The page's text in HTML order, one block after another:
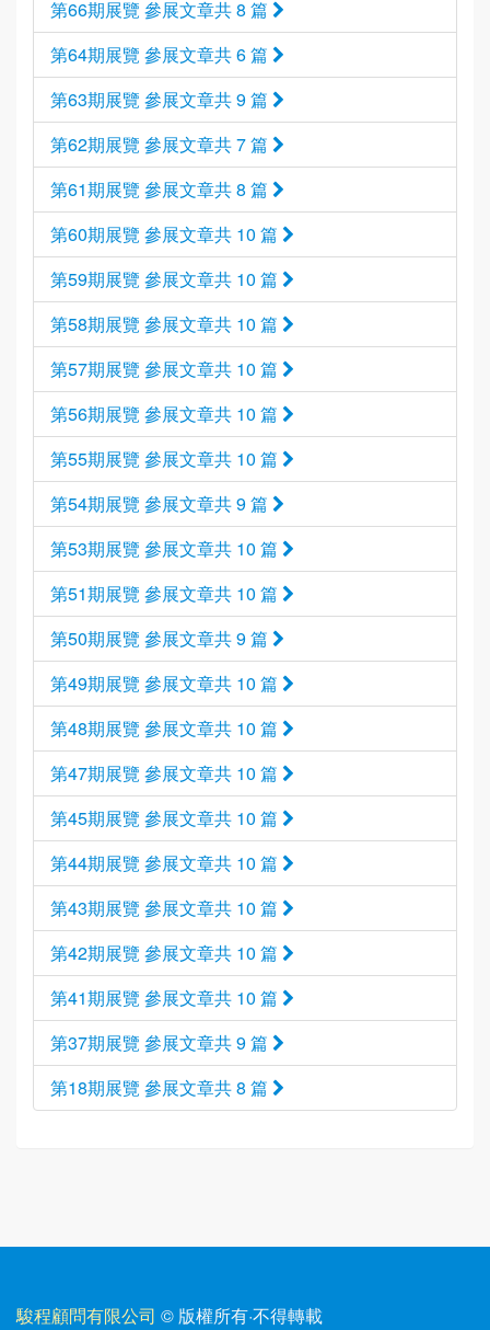
第66期展覽 參展文章共 8 篇
第64期展覽 參展文章共 6 篇
第63期展覽 參展文章共 9 篇
第62期展覽 參展文章共 7 篇
第61期展覽 參展文章共 8 篇
第60期展覽 參展文章共 10 篇
第59期展覽 參展文章共 10 篇
第58期展覽 參展文章共 10 篇
第57期展覽 參展文章共 10 篇
第56期展覽 參展文章共 10 篇
第55期展覽 參展文章共 10 篇
第54期展覽 參展文章共 9 篇
第53期展覽 參展文章共 10 篇
第51期展覽 參展文章共 10 篇
第50期展覽 參展文章共 9 篇
第49期展覽 參展文章共 10 篇
第48期展覽 參展文章共 10 篇
第47期展覽 參展文章共 10 篇
第45期展覽 參展文章共 10 篇
第44期展覽 參展文章共 10 篇
第43期展覽 參展文章共 10 篇
第42期展覽 參展文章共 10 篇
第41期展覽 參展文章共 10 篇
第37期展覽 參展文章共 9 篇
第18期展覽 參展文章共 8 篇
駿程顧問有限公司 © 版權所有·不得轉載